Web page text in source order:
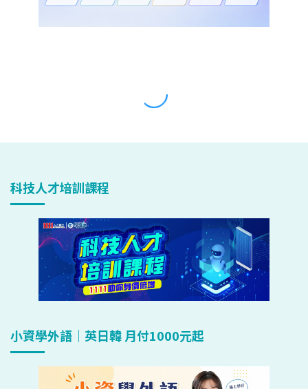
科技人才培訓課程
小資學外語｜英日韓 月付1000元起